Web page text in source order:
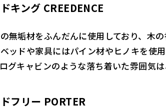
キング CREEDENCE
無垢材をふんだんに使用しており、木
ッドや家具にはパイン材やヒノキを使
グキャビンのような落ち着いた雰囲気
フリー PORTER